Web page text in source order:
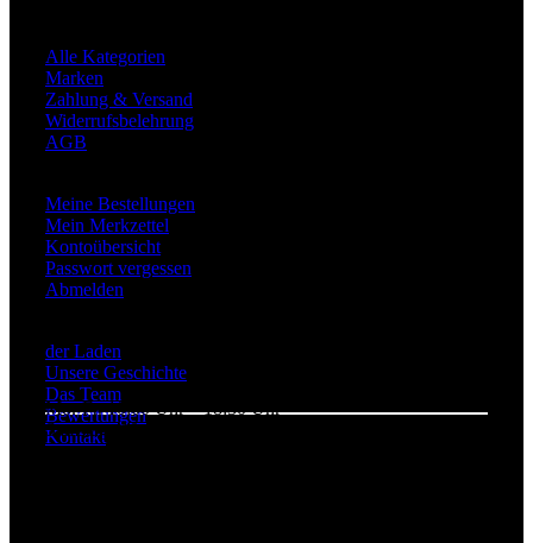
Alle Kategorien
Marken
Zahlung & Versand
Widerrufsbelehrung
AGB
Meine Bestellungen
Mein Merkzettel
Kontoübersicht
Passwort vergessen
Abmelden
der Laden
Unsere Geschichte
Das Team
Bewertungen
Kontakt
Mo.-Fr. 10:00 Uhr – 18:30 Uhr
Samstags 10:00 Uhr – 15:00 Uhr